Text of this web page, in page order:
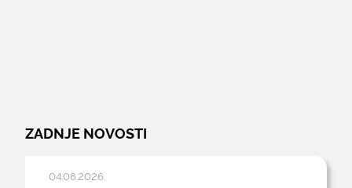
ZADNJE NOVOSTI
04.08.2026.